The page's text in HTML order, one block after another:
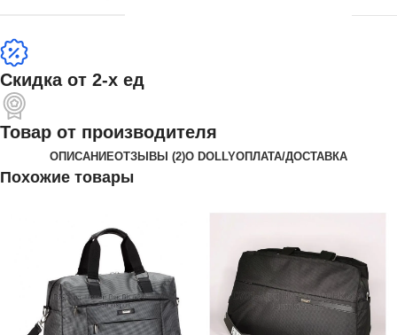
Скидка от 2-х ед
Товар от производителя
ОПИСАНИЕОТЗЫВЫ (2)О DOLLYОПЛАТА/ДОСТАВКА
Похожие товары